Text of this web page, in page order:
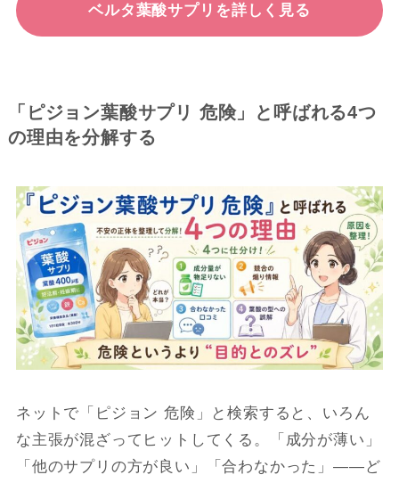
ベルタ葉酸サプリを詳しく見る
「ピジョン葉酸サプリ 危険」と呼ばれる4つ
の理由を分解する
ネットで「ピジョン 危険」と検索すると、いろん
な主張が混ざってヒットしてくる。「成分が薄い」
「他のサプリの方が良い」「合わなかった」――ど